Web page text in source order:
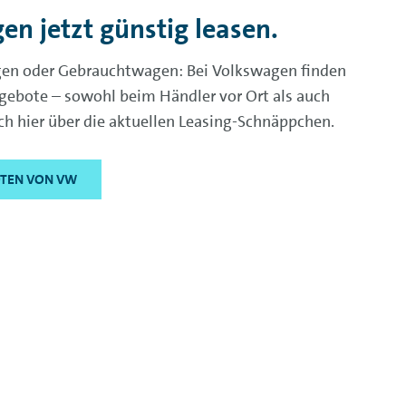
jetzt günstig leasen.
oder Gebrauchtwagen: Bei Volkswagen finden
– sowohl beim Händler vor Ort als auch
hier über die aktuellen Leasing-Schnäppchen.
VON VW